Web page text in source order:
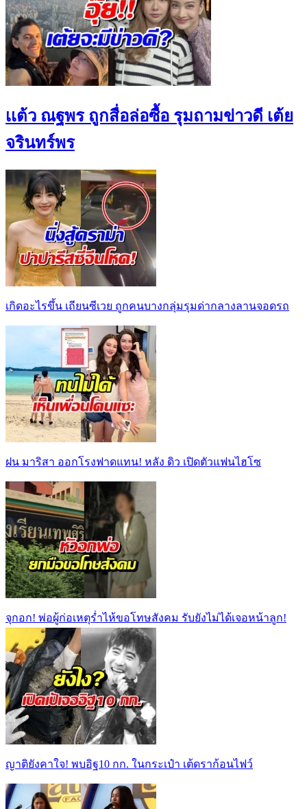
เเต้ว ณฐพร ถูกสื่อล่อซื้อ รุมถามข่าวดี เต้ย
จรินทร์พร
เกิดอะไรขึ้น เถียนซีเวย ถูกคนบางกลุ่มรุมด่ากลางลานจอดรถ
ฝน มาริสา ออกโรงฟาดแทน! หลัง ดิว เปิดตัวแฟนไฮโซ
จุกอก! พ่อผู้ก่อเหตุร่ำไห้ขอโทษสังคม รับยังไม่ได้เจอหน้าลูก!
ญาติยังคาใจ! พบอิฐ10 กก. ในกระเป๋า เต้ดราก้อนไฟว์